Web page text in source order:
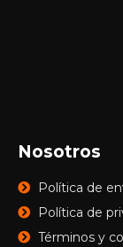
Nosotros
Política de
Política de
Términos y